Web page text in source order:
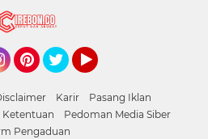
Karir
Pasang Iklan
Ketentuan
Pedoman Media Siber
Pengaduan